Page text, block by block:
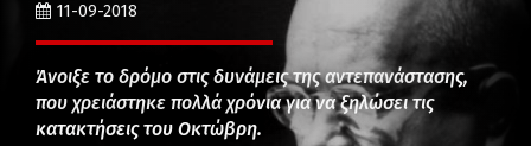
11-09-2018
Άνοιξε το δρόμο στις δυνάμεις της αντεπανάστασης,
που χρειάστηκε πολλά χρόνια για να ξηλώσει τις
κατακτήσεις του Οκτώβρη.